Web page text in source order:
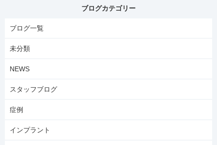
ブログカテゴリー
ブログ一覧
未分類
NEWS
スタッフブログ
症例
インプラント